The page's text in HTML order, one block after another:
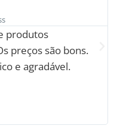
produtos
preços são bons.
e agradável.